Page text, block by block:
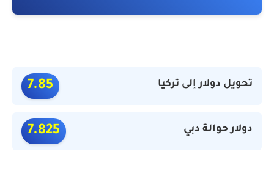
تحويل دولار إلى تركيا 7.85
دولار حوالة دبي 7.825